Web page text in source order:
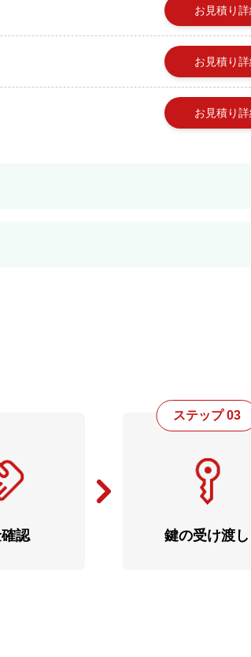
お見積り詳
お見積り詳
お見積り詳
認
ステップ 03
鍵の受け渡し